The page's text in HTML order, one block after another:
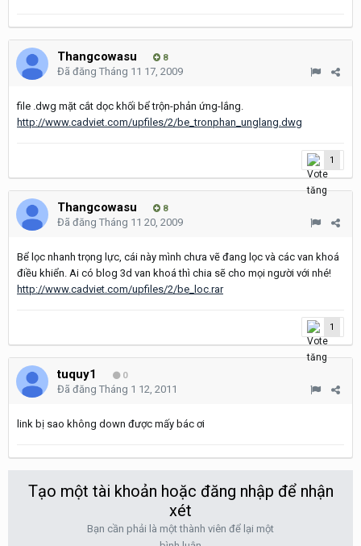
Thangcowasu 8
Đã đăng Tháng 11 17, 2009
file .dwg mặt cắt dọc khối bể trộn-phản ứng-lắng.
http://www.cadviet.com/upfiles/2/be_tronphan_unglang.dwg
1
Thangcowasu 8
Đã đăng Tháng 11 20, 2009
Bể lọc nhanh trọng lực, cái này mình chưa vẽ đang lọc và các van khoá
điều khiển. Ai có blog 3d van khoá thì chia sẽ cho mọi người với nhé!
http://www.cadviet.com/upfiles/2/be_loc.rar
1
tuquy1 0
Đã đăng Tháng 1 12, 2011
link bị sao không down được mấy bác ơi
Tạo một tài khoản hoặc đăng nhập để nhận
xét
Bạn cần phải là một thành viên để lại một